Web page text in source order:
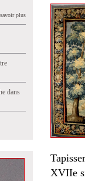
plus
dans
XVIIe